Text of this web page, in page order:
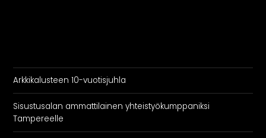
Arkkikalusteen 10-vuotisjuhla
Sisustusalan ammattilainen yhteistyökumppaniksi
Tampereelle